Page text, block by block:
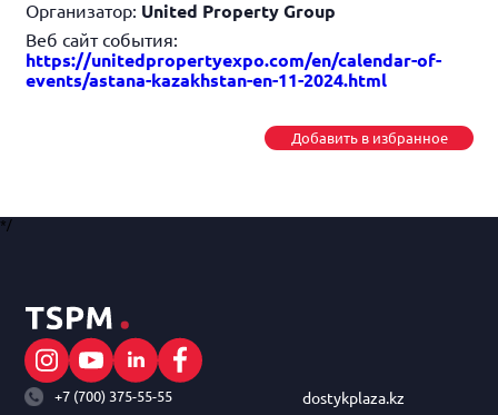
Организатор: United Property Group
Веб сайт события:
https://unitedpropertyexpo.com/en/calendar-of-
events/astana-kazakhstan-en-11-2024.html
Добавить в избранное
*/
+7 (700) 375-55-55 dostykplaza.kz